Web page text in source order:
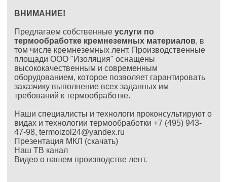
ВНИМАНИЕ!
Предлагаем собственные услуги по
термообработке кремнеземных материалов, в
том числе кремнеземных лент. Производственные
площади ООО "Изоляция" оснащены
высококачественным и современным
оборудованием, которое позволяет гарантировать
заказчику выполнение всех заданных им
требований к термообработке.
Наши специалисты и технологи проконсультируют о
видах и технологии термообработки +7 (495) 943-
47-98, termoizol24@yandex.ru
Презентация МКЛ (скачать)
Наш ТВ канал
Видео о нашем производстве лент.